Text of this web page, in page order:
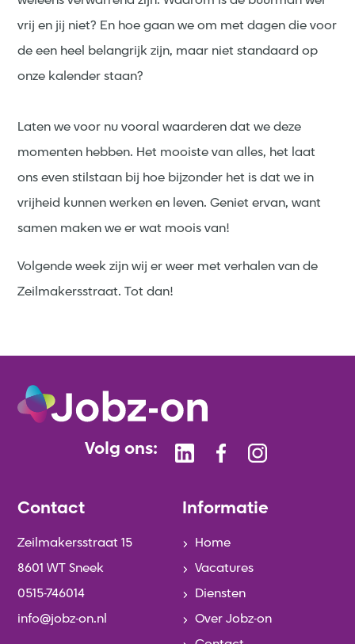
vrij en jij niet? En hoe gaan we om met dagen die voor
de een heel belangrijk zijn, maar niet standaard op
onze kalender staan?
Laten we voor nu vooral waarderen dat we deze
momenten hebben. Het mooiste van alles, het laat
ons even stilstaan bij hoe bijzonder het is dat we in
vrijheid kunnen werken en leven. Geniet ervan, want
samen maken we er wat moois van!
Volgende week zijn wij er weer met verhalen van de
Zeilmakersstraat. Tot dan!
Volg ons:
Contact
Zeilmakersstraat 15
8601 WT Sneek
0515-746014
info@jobz-on.nl
Informatie
Home
Vacatures
Diensten
Over Jobz-on